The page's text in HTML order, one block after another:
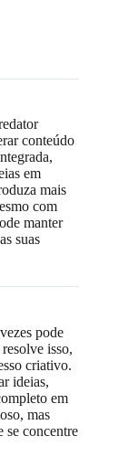
conteúdo
em
mais
com
manter
suas
pode
resolve isso,
criativo.
ideias,
em
mas
se concentre